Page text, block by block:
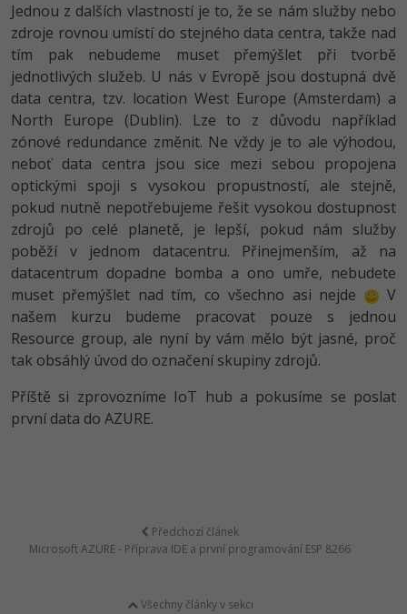
Jednou z dalších vlastností je to, že se nám služby nebo
zdroje rovnou umístí do stejného data centra, takže nad
tím pak nebudeme muset přemýšlet při tvorbě
jednotlivých služeb. U nás v Evropě jsou dostupná dvě
data centra, tzv. location West Europe (Amsterdam) a
North Europe (Dublin). Lze to z důvodu například
zónové redundance změnit. Ne vždy je to ale výhodou,
neboť data centra jsou sice mezi sebou propojena
optickými spoji s vysokou propustností, ale stejně,
pokud nutně nepotřebujeme řešit vysokou dostupnost
zdrojů po celé planetě, je lepší, pokud nám služby
poběží v jednom datacentru. Přinejmenším, až na
datacentrum dopadne bomba a ono umře, nebudete
muset přemýšlet nad tím, co všechno asi nejde
V
našem kurzu budeme pracovat pouze s jednou
Resource group, ale nyní by vám mělo být jasné, proč
tak obsáhlý úvod do označení skupiny zdrojů.
Příště si zprovozníme IoT hub a pokusíme se poslat
první data do AZURE.
Předchozí článek
Microsoft AZURE - Příprava IDE a první programování ESP 8266
Všechny články v sekci